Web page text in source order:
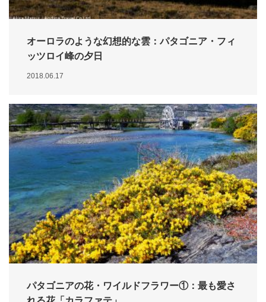
オーロラのような幻想的な雲：パタゴニア・フィ
ッツロイ峰の夕日
2018.06.17
パタゴニアの花・ワイルドフラワー①：最も愛さ